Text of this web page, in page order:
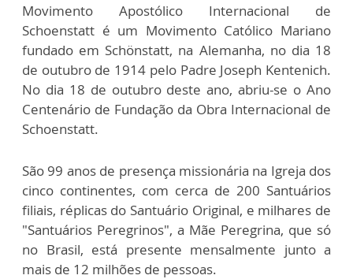
Movimento Apostólico Internacional de
Schoenstatt é um Movimento Católico Mariano
fundado em Schönstatt, na Alemanha, no dia 18
de outubro de 1914 pelo Padre Joseph Kentenich.
No dia 18 de outubro deste ano, abriu-se o Ano
Centenário de Fundação da Obra Internacional de
Schoenstatt.
São 99 anos de presença missionária na Igreja dos
cinco continentes, com cerca de 200 Santuários
filiais, réplicas do Santuário Original, e milhares de
"Santuários Peregrinos", a Mãe Peregrina, que só
no Brasil, está presente mensalmente junto a
mais de 12 milhões de pessoas.